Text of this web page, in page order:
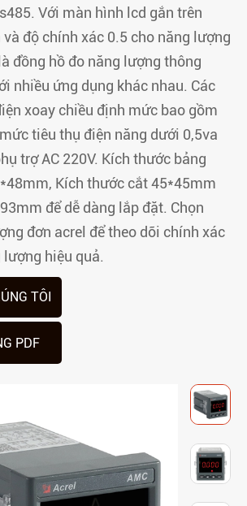
Với màn hình lcd gắn trên
và độ chính xác 0.5 cho năng lượng
đồng hồ đo năng lượng thông
nhiều ứng dụng khác nhau. Các
xoay chiều định mức bao gồm
tiêu thụ điện năng dưới 0,5va
trợ AC 220V. Kích thước bảng
Kích thước cắt 45*45mm
để dễ dàng lắp đặt. Chọn
đơn acrel để theo dõi chính xác
hiệu quả.
TÔI
PDF